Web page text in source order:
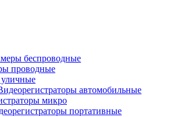
беспроводные
проводные
автомобильные
микро
портативные